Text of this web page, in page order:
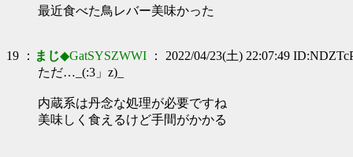
最近食べた鳥レバー美味かった
19 ： まじ◆GatSYSZWWI ： 2022/04/23(土) 22:07:49
ただ…_(:3」z)_
内蔵系は丹念な処理が必要ですね
美味しく食えるけど手間がかかる